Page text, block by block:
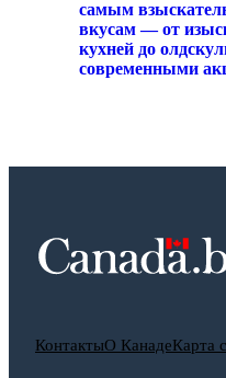
самым
вкусам — от
кухней до
современными
КонтактыО КанадеКарта